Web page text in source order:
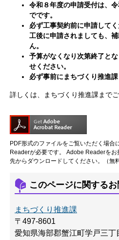
令和８年度の申請受付は、
でです。
必ず工事契約前に申請して
工後に申請されましても、
ん。
予算がなくなり次第終了と
せください。
必ず事前にまちづくり推進課
詳しくは、まちづくり推進課までご
PDF形式のファイルをご覧いただく場
Readerが必要です。
Adobe Readerをお
先からダウンロードしてください。（無料
このページに関する
まちづくり推進課
〒497-8601
愛知県海部郡蟹江町学戸三丁